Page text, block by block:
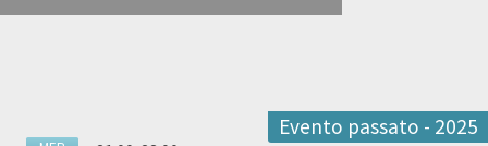
Evento passato - 2025